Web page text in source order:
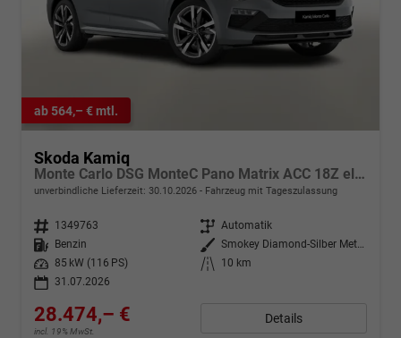
ab 564,– € mtl.
Skoda Kamiq
Monte Carlo DSG MonteC Pano Matrix ACC 18Z el.Heck SHZ
unverbindliche Lieferzeit: 30.10.2026 Fahrzeug mit Tageszulassung
Fahrzeugnr. 1349763 Getriebe Automatik
Kraftstoff
Benzin Außenfarbe
Smokey Diamond-Silber Metallic
Leistung
85 kW (116 PS) Kilometerstand
10 km
31.07.2026
28.474,– €
incl. 19% MwSt.
Details